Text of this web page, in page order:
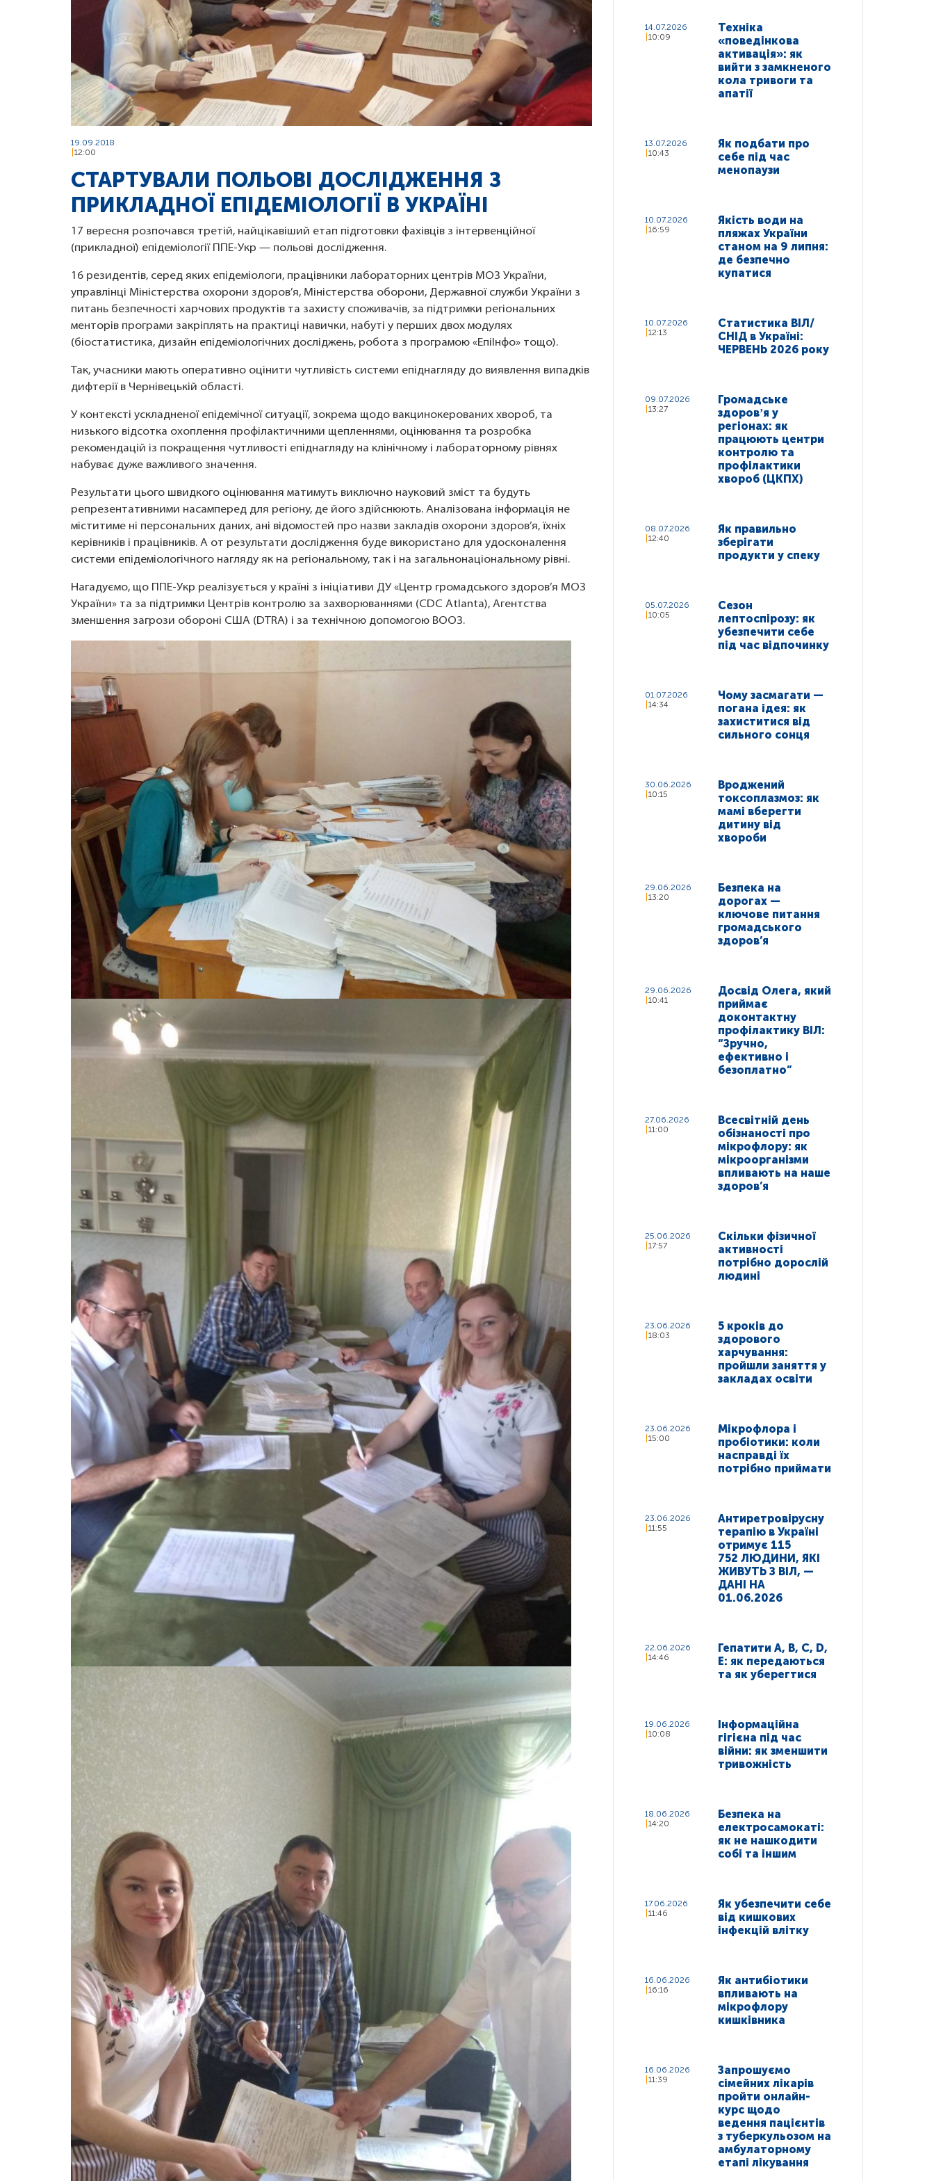
19.09.2018
12:00
СТАРТУВАЛИ ПОЛЬОВІ ДОСЛІДЖЕННЯ З
ПРИКЛАДНОЇ ЕПІДЕМІОЛОГІЇ В УКРАЇНІ
17 вересня розпочався третій, найцікавіший етап підготовки фахівців з інтервенційної
(прикладної) епідеміології ППЕ-Укр — польові дослідження.
16 резидентів, серед яких епідеміологи, працівники лабораторних центрів МОЗ України,
управлінці Міністерства охорони здоров’я, Міністерства оборони, Державної служби України з
питань безпечності харчових продуктів та захисту споживачів, за підтримки регіональних
менторів програми закріплять на практиці навички, набуті у перших двох модулях
(біостатистика, дизайн епідеміологічних досліджень, робота з програмою «ЕпіІнфо» тощо).
Так, учасники мають оперативно оцінити чутливість системи епіднагляду до виявлення випадків
дифтерії в Чернівецькій області.
У контексті ускладненої епідемічної ситуації, зокрема щодо вакцинокерованих хвороб, та
низького відсотка охоплення профілактичними щепленнями, оцінювання та розробка
рекомендацій із покращення чутливості епіднагляду на клінічному і лабораторному рівнях
набуває дуже важливого значення.
Результати цього швидкого оцінювання матимуть виключно науковий зміст та будуть
репрезентативними насамперед для регіону, де його здійснюють. Аналізована інформація не
міститиме ні персональних даних, ані відомостей про назви закладів охорони здоров’я, їхніх
керівників і працівників. А от результати дослідження буде використано для удосконалення
системи епідеміологічного нагляду як на регіональному, так і на загальнонаціональному рівні.
Нагадуємо, що ППЕ-Укр реалізується у країні з ініціативи ДУ «Центр громадського здоров’я МОЗ
України» та за підтримки Центрів контролю за захворюваннями (CDC Atlanta), Агентства
зменшення загрози обороні США (DTRA) і за технічною допомогою ВООЗ.
14.07.2026
10:09
Техніка
«поведінкова
активація»: як
вийти з замкненого
кола тривоги та
апатії
13.07.2026
10:43
Як подбати про
себе під час
менопаузи
10.07.2026
16:59
Якість води на
пляжах України
станом на 9 липня:
де безпечно
купатися
10.07.2026
12:13
Статистика ВІЛ/
СНІД в Україні:
ЧЕРВЕНЬ 2026 року
09.07.2026
13:27
Громадське
здоровʼя у
регіонах: як
працюють центри
контролю та
профілактики
хвороб (ЦКПХ)
08.07.2026
12:40
Як правильно
зберігати
продукти у спеку
05.07.2026
10:05
Сезон
лептоспірозу: як
убезпечити себе
під час відпочинку
01.07.2026
14:34
Чому засмагати —
погана ідея: як
захиститися від
сильного сонця
30.06.2026
10:15
Вроджений
токсоплазмоз: як
мамі вберегти
дитину від
хвороби
29.06.2026
13:20
Безпека на
дорогах —
ключове питання
громадського
здоров’я
29.06.2026
10:41
Досвід Олега, який
приймає
доконтактну
профілактику ВІЛ:
“Зручно,
ефективно і
безоплатно”
27.06.2026
11:00
Всесвітній день
обізнаності про
мікрофлору: як
мікроорганізми
впливають на наше
здоров’я
25.06.2026
17:57
Скільки фізичної
активності
потрібно дорослій
людині
23.06.2026
18:03
5 кроків до
здорового
харчування:
пройшли заняття у
закладах освіти
23.06.2026
15:00
Мікрофлора і
пробіотики: коли
насправді їх
потрібно приймати
23.06.2026
11:55
Антиретровірусну
терапію в Україні
отримує 115
752 ЛЮДИНИ, ЯКІ
ЖИВУТЬ З ВІЛ, —
ДАНІ НА
01.06.2026
22.06.2026
14:46
Гепатити A, B, C, D,
E: як передаються
та як уберегтися
19.06.2026
10:08
Інформаційна
гігієна під час
війни: як зменшити
тривожність
18.06.2026
14:20
Безпека на
електросамокаті:
як не нашкодити
собі та іншим
17.06.2026
11:46
Як убезпечити себе
від кишкових
інфекцій влітку
16.06.2026
16:16
Як антибіотики
впливають на
мікрофлору
кишківника
16.06.2026
11:39
Запрошуємо
сімейних лікарів
пройти онлайн-
курс щодо
ведення пацієнтів
з туберкульозом на
амбулаторному
етапі лікування